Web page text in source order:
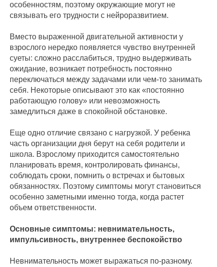
особенностям, поэтому окружающие могут не
связывать его трудности с нейроразвитием.
Вместо выраженной двигательной активности у
взрослого нередко появляется чувство внутренней
суеты: сложно расслабиться, трудно выдерживать
ожидание, возникает потребность постоянно
переключаться между задачами или чем-то занимать
себя. Некоторые описывают это как «постоянно
работающую голову» или невозможность
замедлиться даже в спокойной обстановке.
Еще одно отличие связано с нагрузкой. У ребенка
часть организации дня берут на себя родители и
школа. Взрослому приходится самостоятельно
планировать время, контролировать финансы,
соблюдать сроки, помнить о встречах и бытовых
обязанностях. Поэтому симптомы могут становиться
особенно заметными именно тогда, когда растет
объем ответственности.
Основные симптомы: невнимательность,
импульсивность, внутреннее беспокойство
Невнимательность может выражаться по-разному.